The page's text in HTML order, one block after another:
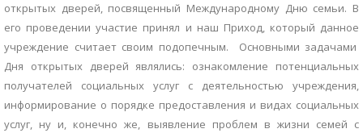
открытых дверей, посвященный Международному Дню семьи. В
его проведении участие принял и наш Приход, который данное
учреждение считает своим подопечным. Основными задачами
Дня открытых дверей являлись: ознакомление потенциальных
получателей социальных услуг с деятельностью учреждения,
информирование о порядке предоставления и видах социальных
услуг, ну и, конечно же, выявление проблем в жизни семей с